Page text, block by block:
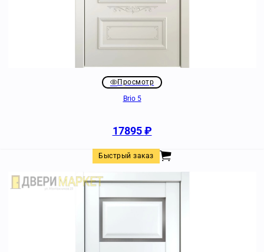
Просмотр
Brio 5
17895₽
Быстрый заказ